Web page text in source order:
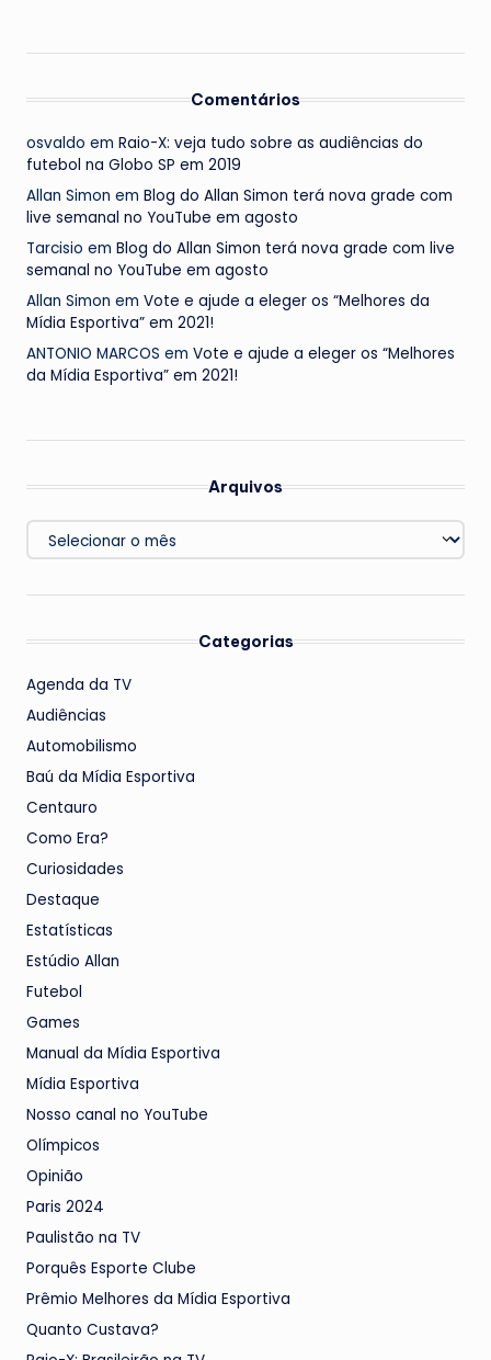
Comentários
osvaldo em Raio-X: veja tudo sobre as audiências do
futebol na Globo SP em 2019
Allan Simon em Blog do Allan Simon terá nova grade com
live semanal no YouTube em agosto
Tarcisio em Blog do Allan Simon terá nova grade com live
semanal no YouTube em agosto
Allan Simon em Vote e ajude a eleger os “Melhores da
Mídia Esportiva” em 2021!
ANTONIO MARCOS em Vote e ajude a eleger os “Melhores
da Mídia Esportiva” em 2021!
Arquivos
Arquivos
Categorias
Agenda da TV
Audiências
Automobilismo
Baú da Mídia Esportiva
Centauro
Como Era?
Curiosidades
Destaque
Estatísticas
Estúdio Allan
Futebol
Games
Manual da Mídia Esportiva
Mídia Esportiva
Nosso canal no YouTube
Olímpicos
Opinião
Paris 2024
Paulistão na TV
Porquês Esporte Clube
Prêmio Melhores da Mídia Esportiva
Quanto Custava?